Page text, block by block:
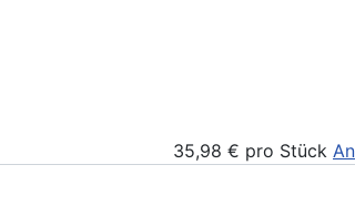
35,98 € pro Stück